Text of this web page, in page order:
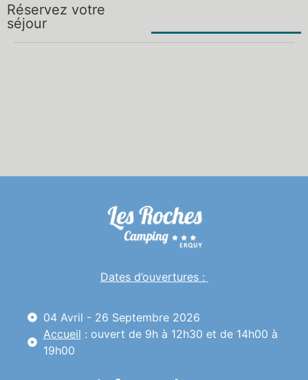
Réservez votre
séjour
Dates d’ouvertures :
04 Avril - 26 Septembre 2026
Accueil : ouvert de 9h à 12h30 et de 14h00 à
19h00